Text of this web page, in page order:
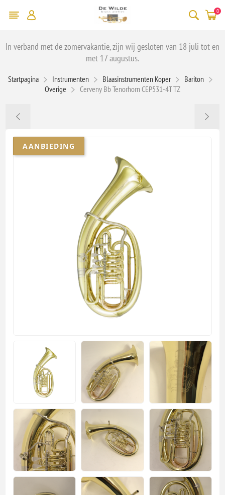
0
In verband met de zomervakantie, zijn wij gesloten van 18 juli tot en
met 17 augustus.
Startpagina Instrumenten Blaasinstrumenten Koper
Bariton
Overige
Cerveny Bb Tenorhorn CEP531-4T TZ
AANBIEDING